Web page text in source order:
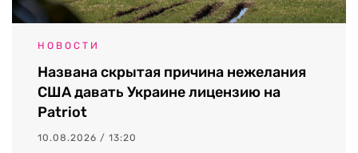
НОВОСТИ
Названа скрытая причина нежелания
США давать Украине лицензию на
Patriot
10.08.2026 / 13:20